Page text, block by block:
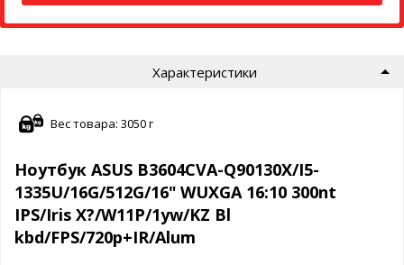
Характеристики
Вес товара: 3050 г
Ноутбук ASUS B3604CVA-Q90130X/I5-
1335U/16G/512G/16" WUXGA 16:10 300nt
IPS/Iris X?/W11P/1yw/KZ Bl
kbd/FPS/720p+IR/Alum